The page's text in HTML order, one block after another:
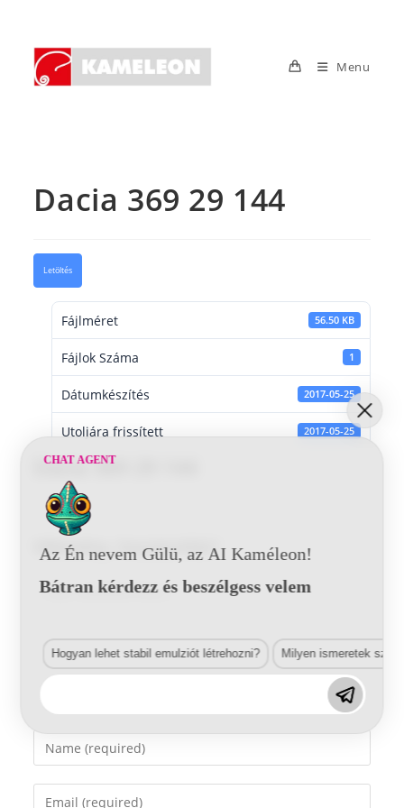
content
Menu
Dacia 369 29 144
Letöltés
Fájlméret 56.50 KB
Fájlok Száma 1
Dátumkészítés 2017-05-25
Utoljára frissített 2017-05-25
Dacia 369 29 144
Vélemény, hozzászólás?
Comment
Enter
your
name
Enter
CHAT AGENT
Az Én nevem Gülü, az AI Kaméleon!
Bátran kérdezz és beszélgess velem
Hogyan lehet stabil emulziót létrehozni? Milyen ismeretek